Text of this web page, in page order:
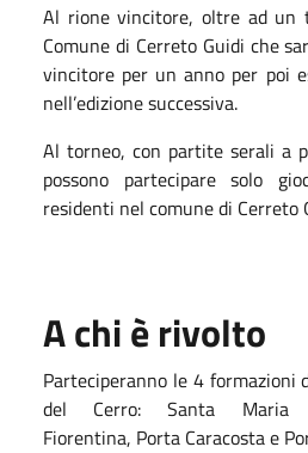
Al rione vincitore, oltre ad un
Comune di Cerreto Guidi che
vincitore per un anno per poi
nell’edizione successiva.
Al torneo, con partite serali a
possono partecipare solo
residenti nel comune di Cerreto
A chi è rivolto
Parteciperanno le 4 formazioni
del Cerro: Santa Maria
Fiorentina, Porta Caracosta e